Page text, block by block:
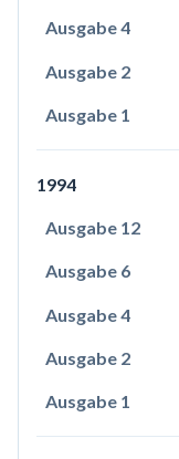
Ausgabe 4
Ausgabe 2
Ausgabe 1
1994
Ausgabe 12
Ausgabe 6
Ausgabe 4
Ausgabe 2
Ausgabe 1